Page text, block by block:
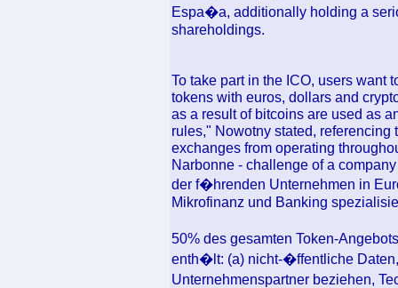
Espa�a, additionally holding a
shareholdings.
To take part in the ICO, users want
tokens with euros, dollars and
as a result of bitcoins are used as
rules," Nowotny stated,
exchanges from operating
Narbonne - challenge of a
der f�hrenden Unternehmen in
Mikrofinanz und Banking
50% des gesamten Token-
enth�lt: (a) nicht-�ffentliche
Unternehmenspartner beziehen,